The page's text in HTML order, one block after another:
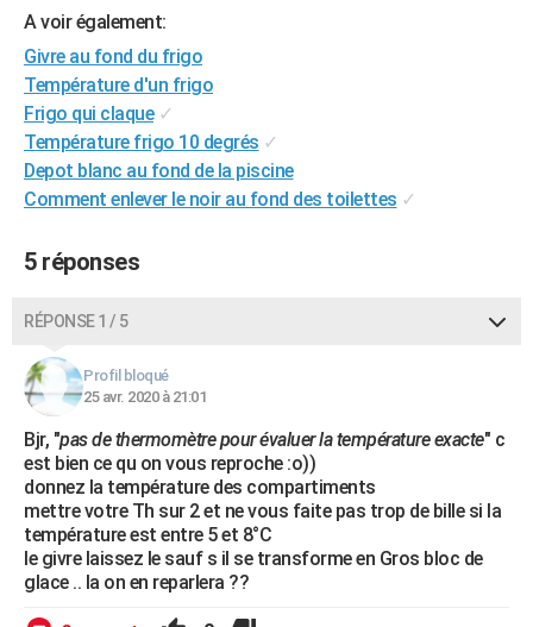
Bricolage
Lifestyle
Culture
Sport
Auto
Television
Voyage
Cinema
A voir également:
Givre au fond du frigo
Température d'un frigo
Frigo qui claque ✓
Température frigo 10 degrés ✓
Depot blanc au fond de la piscine
Comment enlever le noir au fond des toilettes ✓
5 réponses
RÉPONSE 1 / 5
Profil bloqué
25 avr. 2020 à 21:01
Bjr, "pas de thermomètre pour évaluer la température exacte" c
est bien ce qu on vous reproche :o))
donnez la température des compartiments
mettre votre Th sur 2 et ne vous faite pas trop de bille si la
température est entre 5 et 8°C
le givre laissez le sauf s il se transforme en Gros bloc de
glace .. la on en reparlera ??